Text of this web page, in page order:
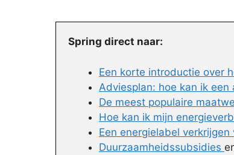
Spring direct naar:
Een korte introductie over
Adviesplan: hoe kan ik een
De meest populaire
Hoe kan ik mijn
Een energielabel verkrijgen
Duurzaamheidssubsidies